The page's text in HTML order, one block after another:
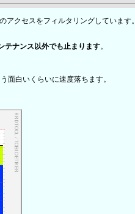
アクセスをフィルタリングしています。
テナンス以外でも止まります。
面白いくらいに速度落ちます。